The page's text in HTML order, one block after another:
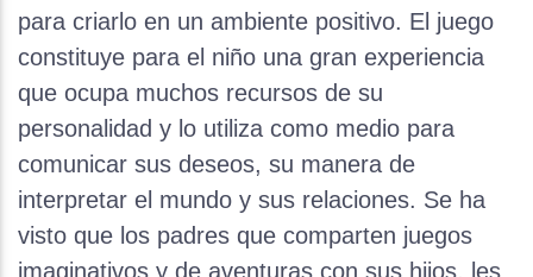
para criarlo en un ambiente positivo. El juego
constituye para el niño una gran experiencia
que ocupa muchos recursos de su
personalidad y lo utiliza como medio para
comunicar sus deseos, su manera de
interpretar el mundo y sus relaciones. Se ha
visto que los padres que comparten juegos
imaginativos y de aventuras con sus hijos, les